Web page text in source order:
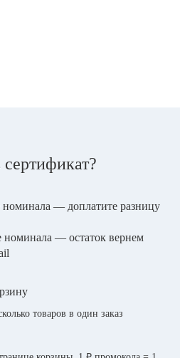
номинала — доплатите разницу
номинала — остаток вернем
товаров в один заказ